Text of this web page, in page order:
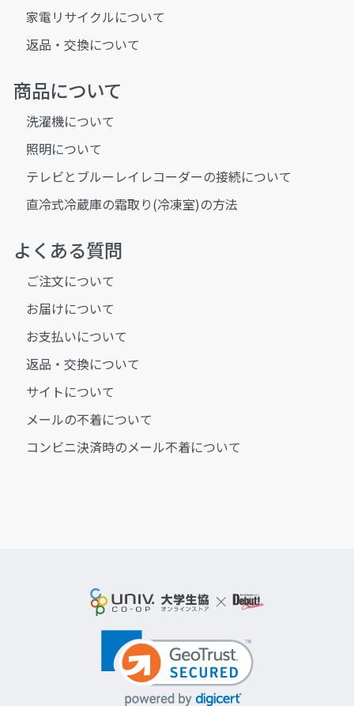
家電リサイクルについて
返品・交換について
商品について
洗濯機について
照明について
テレビとブルーレイレコーダーの接続について
直冷式冷蔵庫の霜取り(冷凍室)の方法
よくある質問
ご注文について
お届けについて
お支払いについて
返品・交換について
サイトについて
メールの不着について
コンビニ決済時のメール不着について